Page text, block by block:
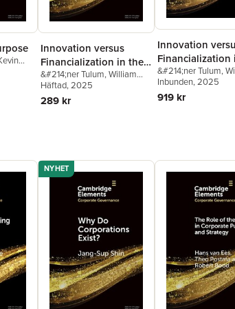
Innovation versus
Financialization in the
US Pharmaceutical
Industry
&#214;ner Tulum,William
Lazonick
Häftad, 2025
289 kr
Innovation
Financialization
US
Industry
&#214;ner Tulum,
Lazonick
Inbunden, 2025
919 kr
NYHET